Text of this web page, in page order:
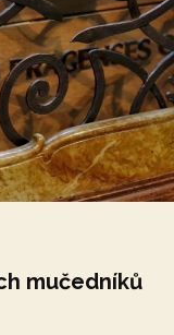
mučedníků